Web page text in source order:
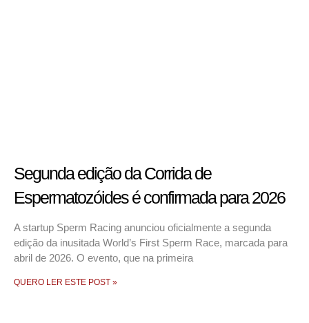
Segunda edição da Corrida de
Espermatozóides é confirmada para 2026
A startup Sperm Racing anunciou oficialmente a segunda
edição da inusitada World’s First Sperm Race, marcada para
abril de 2026. O evento, que na primeira
QUERO LER ESTE POST »